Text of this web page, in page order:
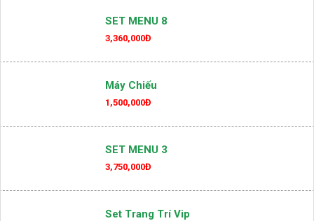
SET MENU 8
3,360,000Đ
Máy Chiếu
1,500,000Đ
SET MENU 3
3,750,000Đ
Set Trang Trí Vip